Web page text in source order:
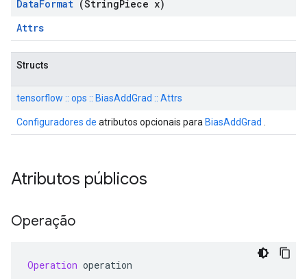
DataFormat (StringPiece x)
Attrs
Structs
tensorflow :: ops :: BiasAddGrad :: Attrs
Configuradores de atributos opcionais para BiasAddGrad
Atributos públicos
Operação
Operation operation